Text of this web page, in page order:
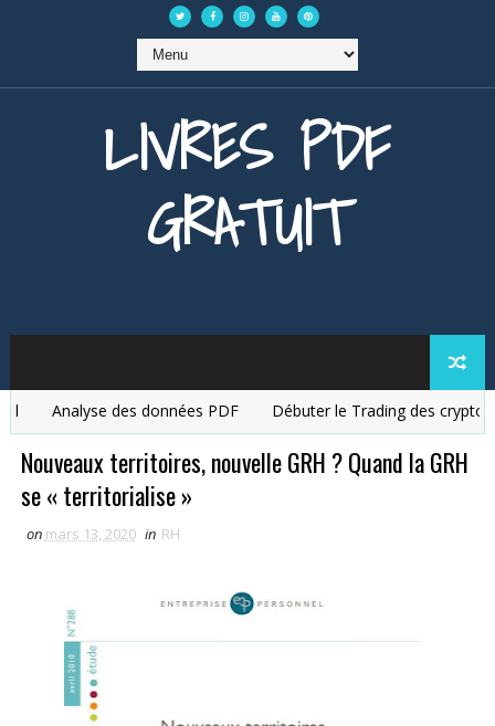
LIVRES PDF
GRATUIT
Analyse des données PDF Débuter le Trading des
Nouveaux territoires, nouvelle GRH ? Quand la GRH
se « territorialise »
on mars 13, 2020 in RH